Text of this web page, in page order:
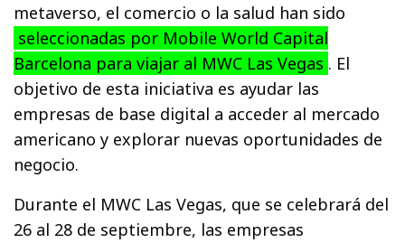
metaverso, el comercio o la salud han sido
seleccionadas por Mobile World Capital
Barcelona para viajar al MWC Las Vegas . El
objetivo de esta iniciativa es ayudar las
empresas de base digital a acceder al mercado
americano y explorar nuevas oportunidades de
negocio.
Durante el MWC Las Vegas, que se celebrará del
26 al 28 de septiembre, las empresas